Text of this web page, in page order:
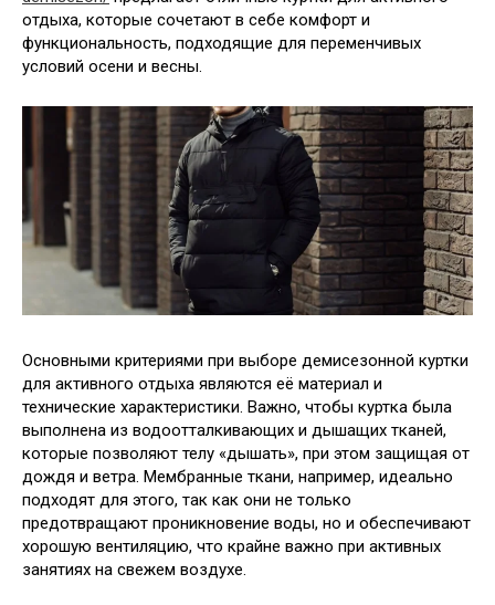
отдыха, которые сочетают в себе комфорт и
функциональность, подходящие для переменчивых
условий осени и весны.
Основными критериями при выборе демисезонной куртки
для активного отдыха являются её материал и
технические характеристики. Важно, чтобы куртка была
выполнена из водоотталкивающих и дышащих тканей,
которые позволяют телу «дышать», при этом защищая от
дождя и ветра. Мембранные ткани, например, идеально
подходят для этого, так как они не только
предотвращают проникновение воды, но и обеспечивают
хорошую вентиляцию, что крайне важно при активных
занятиях на свежем воздухе.